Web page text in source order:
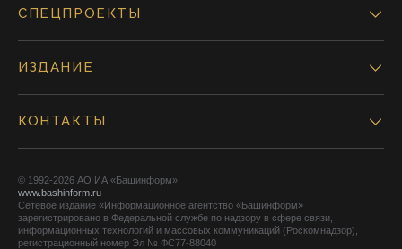
СПЕЦПРОЕКТЫ
ИЗДАНИЕ
КОНТАКТЫ
© 1992-2026 АО ИА «Башинформ».
www.bashinform.ru
Сетевое издание «Информационное агентство «Башинформ»
зарегистрировано в Федеральной службе по надзору в сфере связи,
информационных технологий и массовых коммуникаций (Роскомнадзор),
регистрационный номер Эл № ФС77-88040